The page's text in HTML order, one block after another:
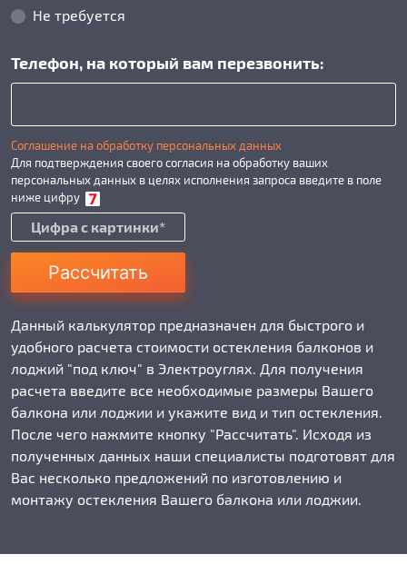
Не требуется
Телефон, на который вам перезвонить:
Соглашение на обработку персональных данных
Для подтверждения своего согласия на обработку ваших
персональных данных в целях исполнения запроса введите в поле
ниже цифру
Рассчитать
Данный калькулятор предназначен для быстрого и
удобного расчета стоимости остекления балконов и
лоджий "под ключ" в Электроуглях. Для получения
расчета введите все необходимые размеры Вашего
балкона или лоджии и укажите вид и тип остекления.
После чего нажмите кнопку "Рассчитать". Исходя из
полученных данных наши специалисты подготовят для
Вас несколько предложений по изготовлению и
монтажу остекления Вашего балкона или лоджии.